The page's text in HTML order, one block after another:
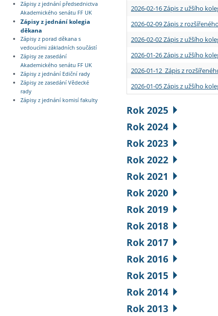
Zápisy z jednání předsednictva
Akademického senátu FF UK
Zápisy z jednání kolegia
děkana
Zápisy z porad děkana s
vedoucími základních součástí
Zápisy ze zasedání
Akademického senátu FF UK
Zápisy z jednání Ediční rady
Zápisy ze zasedání Vědecké
rady
Zápisy z jednání komisí fakulty
2026-02-16 Zápis z užšího
2026-02-09 Zápis z
2026-02-02 Zápis z užšího
2026-01-26 Zápis z užšího
2026-01-12 Zápis z
2026-01-05 Zápis z užšího
Rok 2025
Rok 2024
Rok 2023
Rok 2022
Rok 2021
Rok 2020
Rok 2019
Rok 2018
Rok 2017
Rok 2016
Rok 2015
Rok 2014
Rok 2013